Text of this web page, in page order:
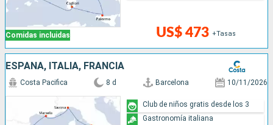
Comidas incluidas US$ 473 +Tasas
ESPAÑA, ITALIA, FRANCIA
Costa Pacifica 8 d Barcelona 10/11/2026
Club de niños gratis desde los 3
Gastronomía italiana